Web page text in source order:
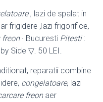
, lazi de spalat in
frigidere ,lazi frigorifice,
freon· Bucuresti Pitesti:
Side ▽. 50 LEI.
reparatii combine
congelatoare, lazi
freonaer